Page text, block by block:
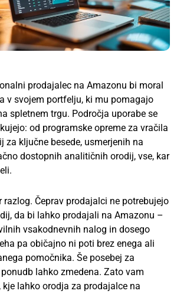
prodajalec na Amazonu bi moral
v svojem portfelju, ki mu pomagajo
spletnem trgu. Področja uporabe se
od programske opreme za vračila
za ključne besede, usmerjenih na
dostopnih analitičnih orodij, vse, kar
razlog. Čeprav prodajalci ne potrebujejo
da bi lahko prodajali na Amazonu –
vsakodnevnih nalog in dosego
pa običajno ni poti brez enega ali
pomočnika. Še posebej za
lahko zmedena. Zato vam
lahko orodja za prodajalce na